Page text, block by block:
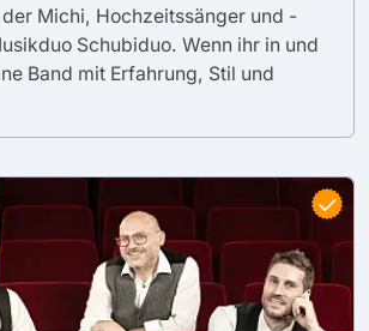
Michi, Hochzeitssänger und -
Schubiduo. Wenn ihr in und
Band mit Erfahrung, Stil und